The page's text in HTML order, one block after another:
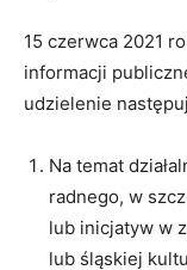
15 czerwca 2021
informacji
udzielenie
Na temat
radnego, w
lub inicjatyw w
lub śląskiej